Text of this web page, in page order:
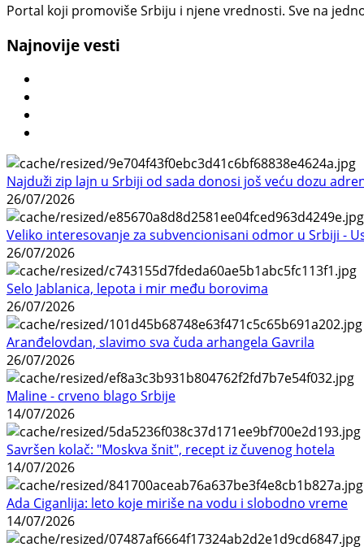
Portal koji promoviše Srbiju i njene vrednosti. Sve na
Najnovije vesti
Najduži zip lajn u Srbiji od sada donosi još veću dozu
26/07/2026
Veliko interesovanje za subvencionisani odmor u Srbiji -
26/07/2026
Selo Jablanica, lepota i mir među borovima
26/07/2026
Aranđelovdan, slavimo sva čuda arhangela Gavrila
26/07/2026
Maline - crveno blago Srbije
14/07/2026
Savršen kolač: "Moskva šnit", recept iz čuvenog hotela
14/07/2026
Ada Ciganlija: leto koje miriše na vodu i slobodno vreme
14/07/2026